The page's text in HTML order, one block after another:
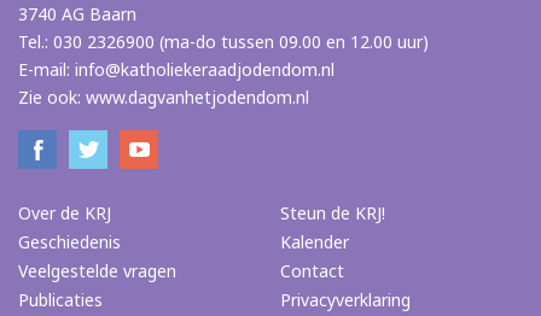
3740 AG Baarn
Tel.: 030 2326900 (ma-do tussen 09.00 en 12.00 uur)
E-mail: info@katholiekeraadjodendom.nl
Zie ook: www.dagvanhetjodendom.nl
Over de KRJ
Geschiedenis
Veelgestelde vragen
Publicaties
Steun de KRJ!
Kalender
Contact
Privacyverklaring